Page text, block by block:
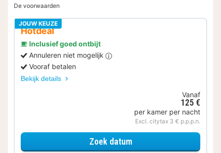
De voorwaarden
JOUW KEUZE
Hotdeal
Inclusief goed ontbijt
Annuleren niet mogelijk
Vooraf betalen
Bekijk details
Vanaf
125 €
per kamer per nacht
Excl. citytax 3 € p.p.p.n.
Zoek datumvoor Superior kamer